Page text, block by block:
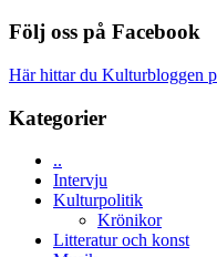
Följ oss på Facebook
Här hittar du Kulturbloggen
Kategorier
..
Intervju
Kulturpolitik
Krönikor
Litteratur och konst